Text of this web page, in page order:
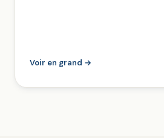
Voir en grand →